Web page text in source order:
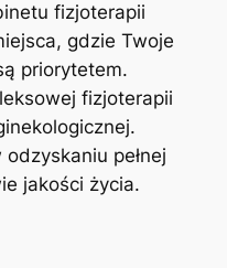
fizjoterapii
gdzie Twoje
priorytetem.
fizjoterapii
pełnej
jakości życia.